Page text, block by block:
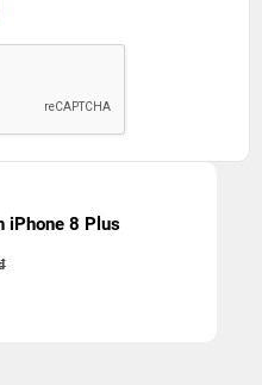
iPhone 8 Plus